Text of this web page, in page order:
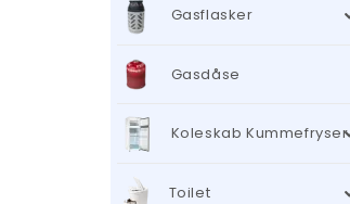
Gasflasker
Gasdåse
Koleskab Kummefryser
Toilet